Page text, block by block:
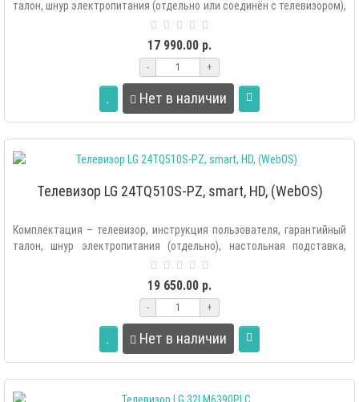
талон, шнур электропитания (отдельно или соединён с телевизором),
17 990.00 р.
- +
Нет в наличии
Телевизор LG 24TQ510S-PZ, smart, HD, (WebOS)
Комплектация – телевизор, инструкция пользователя, гарантийный
талон, шнур электропитания (отдельно), настольная подставка,
19 650.00 р.
- +
Нет в наличии